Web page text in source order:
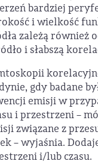
bardziej
i wielkość
zależą również
i słabszą
gdy badane
emisji w
i przestrzeni –
związane z
– wyjaśnia.
i/lub czasu.